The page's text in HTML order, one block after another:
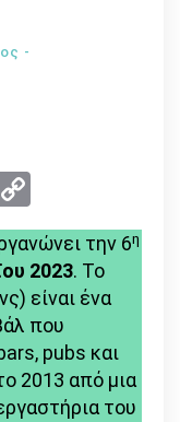
-
Email
Linkτην 6η
2023. Το
είναι ένα
που
pubs και
2013 από μια
του